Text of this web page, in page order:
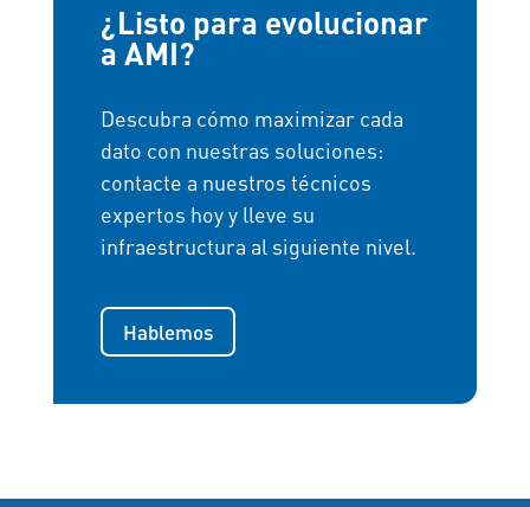
¿Listo para evolucionar
a AMI?
Descubra cómo maximizar cada
dato con nuestras soluciones:
contacte a nuestros técnicos
expertos hoy y lleve su
infraestructura al siguiente nivel.
Hablemos